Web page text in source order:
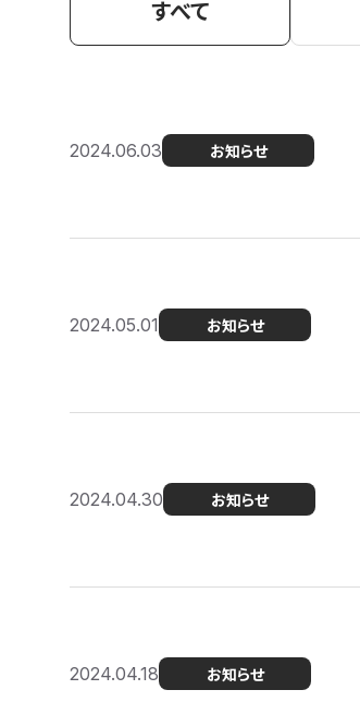
すべて
2024.06.03 お知らせ
2024.05.01 お知らせ
2024.04.30 お知らせ
2024.04.18 お知らせ